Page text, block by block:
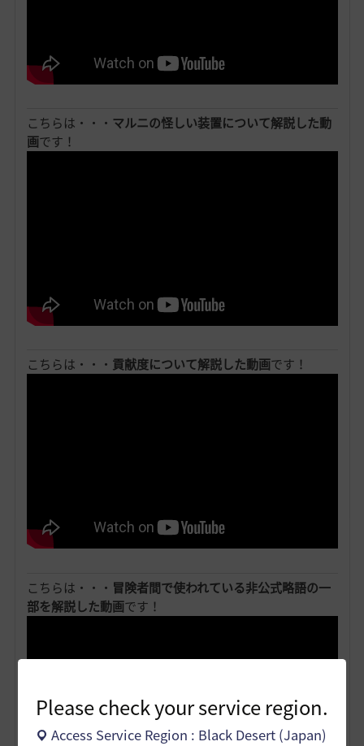
Please check your service region.
Access Service Region : Black Desert (Japan)
こちらは・・・ マルニの怪しい装置について解説した動
画です！
こちらは・・・ 貢献度について解説した動画です！
こちらは・・・ 冒険者間で使われている非公式略語の一
部を解説した動画です！